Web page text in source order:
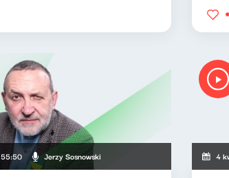
55:50 Jerzy Sosnowski 4